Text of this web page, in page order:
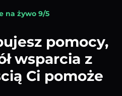
na żywo 9/5
pomocy,
wsparcia z
Ci pomoże